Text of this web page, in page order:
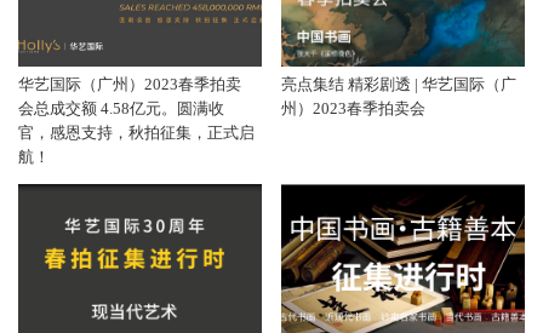
华艺国际（广州）2023春季拍卖
会总成交额 4.58亿元。圆满收
官，感恩支持，秋拍征集，正式启
航！
亮点集结 精彩剧透 | 华艺国际（广
州）2023春季拍卖会